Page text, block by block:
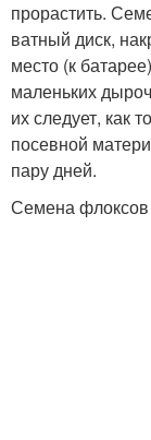
прорастить.
ватный диск,
место (к
маленьких
их следует, как
посевной
пару дней.
Семена